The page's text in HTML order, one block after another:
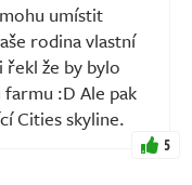
umístit
rodina vlastní
řekl že by bylo
:D Ale pak
Cities skyline.
5